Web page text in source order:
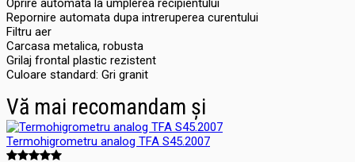
Oprire automata la umplerea recipientului
Repornire automata dupa intreruperea curentului
Filtru aer
Carcasa metalica, robusta
Grilaj frontal plastic rezistent
Culoare standard: Gri granit
Vă mai recomandam și
Termohigrometru analog TFA S45.2007